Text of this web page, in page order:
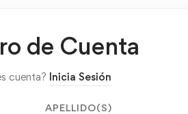
de Cuenta
cuenta? Inicia Sesión
APELLIDO(S)